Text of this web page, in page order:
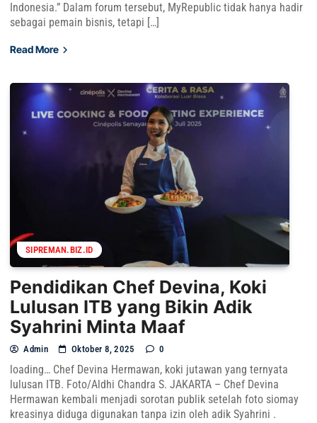
Indonesia.” Dalam forum tersebut, MyRepublic tidak hanya hadir
sebagai pemain bisnis, tetapi […]
Read More
SIPREMAN.BIZ.ID
Pendidikan Chef Devina, Koki
Lulusan ITB yang Bikin Adik
Syahrini Minta Maaf
Admin Oktober 8, 2025 0
loading… Chef Devina Hermawan, koki jutawan yang ternyata
lulusan ITB. Foto/Aldhi Chandra S. JAKARTA – Chef Devina
Hermawan kembali menjadi sorotan publik setelah foto siomay
kreasinya diduga digunakan tanpa izin oleh adik Syahrini .